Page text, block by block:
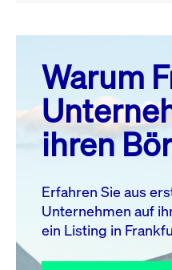
August 26
MO. DI. MI.
3
4 5
10 11
17
18 19
Warum
ihren
Erfahren Sie aus
Unternehmen auf
ein Listing in